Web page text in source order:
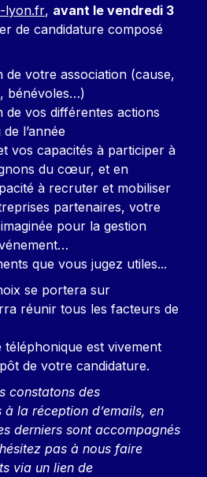
lyon.fr, avant le vendredi 3
de candidature composé
votre association (cause,
bénévoles…)
vos différentes actions
l’année
vos capacités à participer à
du cœur, et en
à recruter et mobiliser
partenaires, votre
pour la gestion
que vous jugez utiles...
se portera sur
réunir tous les facteurs de
est vivement
de votre candidature.
constatons des
la réception d’emails, en
derniers sont accompagnés
pas à nous faire
via un lien de